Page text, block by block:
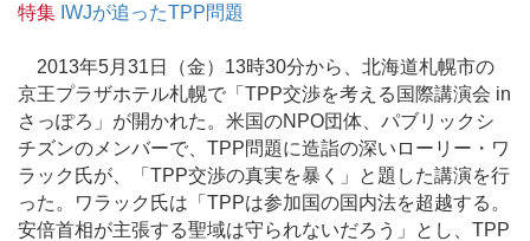
特集 IWJが追ったTPP問題
2013年5月31日（金）13時30分から、北海道札幌市の
京王プラザホテル札幌で「TPP交渉を考える国際講演会 in
さっぽろ」が開かれた。米国のNPO団体、パブリックシ
チズンのメンバーで、TPP問題に造詣の深いローリー・ワ
ラック氏が、「TPP交渉の真実を暴く」と題した講演を行
った。ワラック氏は「TPPは参加国の国内法を超越する。
安倍首相が主張する聖域は守られないだろう」とし、TPP